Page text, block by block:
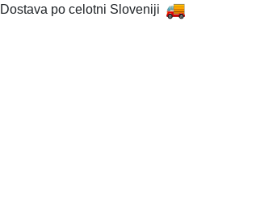
Dostava po celotni Sloveniji